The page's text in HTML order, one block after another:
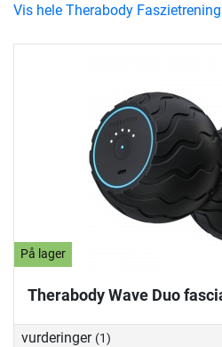
På lager
Therabody Wave Duo
vurderinger (1)
Vis hele Therabody